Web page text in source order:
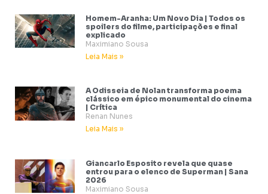
Homem-Aranha: Um Novo Dia | Todos os
spoilers do filme, participações e final
explicado
Maximiano Sousa
Leia Mais »
A Odisseia de Nolan transforma poema
clássico em épico monumental do cinema
| Crítica
Renan Nunes
Leia Mais »
Giancarlo Esposito revela que quase
entrou para o elenco de Superman | Sana
2026
Maximiano Sousa